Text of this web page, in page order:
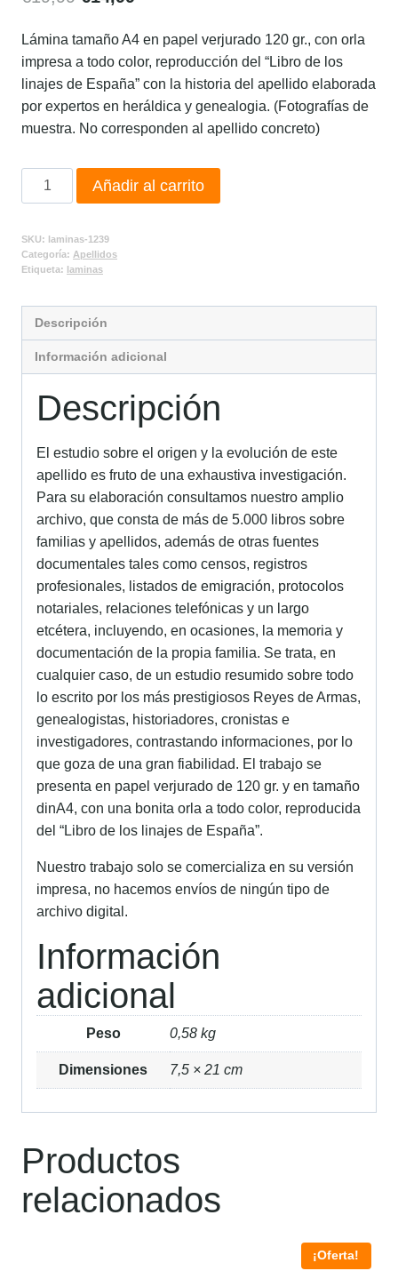
Lámina tamaño A4 en papel verjurado 120 gr., con orla
impresa a todo color, reproducción del “Libro de los
linajes de España” con la historia del apellido elaborada
por expertos en heráldica y genealogia. (Fotografías de
muestra. No corresponden al apellido concreto)
Añadir al carrito
SKU: laminas-1239
Categoría: Apellidos
Etiqueta: laminas
Descripción
Información adicional
Descripción
El estudio sobre el origen y la evolución de este
apellido es fruto de una exhaustiva investigación.
Para su elaboración consultamos nuestro amplio
archivo, que consta de más de 5.000 libros sobre
familias y apellidos, además de otras fuentes
documentales tales como censos, registros
profesionales, listados de emigración, protocolos
notariales, relaciones telefónicas y un largo
etcétera, incluyendo, en ocasiones, la memoria y
documentación de la propia familia. Se trata, en
cualquier caso, de un estudio resumido sobre todo
lo escrito por los más prestigiosos Reyes de Armas,
genealogistas, historiadores, cronistas e
investigadores, contrastando informaciones, por lo
que goza de una gran fiabilidad. El trabajo se
presenta en papel verjurado de 120 gr. y en tamaño
dinA4, con una bonita orla a todo color, reproducida
del “Libro de los linajes de España”.
Nuestro trabajo solo se comercializa en su versión
impresa, no hacemos envíos de ningún tipo de
archivo digital.
Información
adicional
Peso 0,58 kg
Dimensiones 7,5 × 21 cm
Productos
relacionados
¡Oferta!